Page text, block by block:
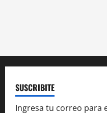
SUSCRIBITE
Ingresa tu correo para